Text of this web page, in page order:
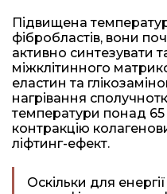
Підвищена
фібробластів, вони
активно синтезувати
міжклітинного
еластин та
нагрівання
температури понад 65
контракцію
ліфтинг-ефект.
Оскільки для